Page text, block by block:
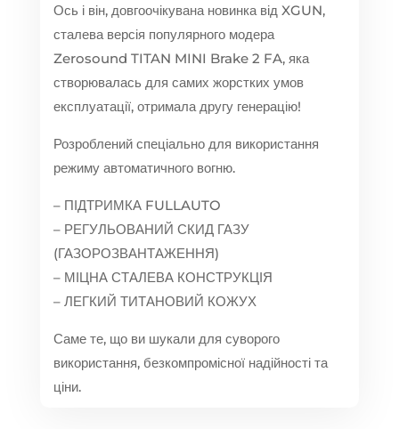
Ось і він, довгоочікувана новинка від XGUN,
сталева версія популярного модера
Zerosound TITAN MINI Brake 2 FA, яка
створювалась для самих жорстких умов
експлуатації, отримала другу генерацію!
Розроблений спеціально для використання
режиму автоматичного вогню.
– ПІДТРИМКА FULLAUTO
– РЕГУЛЬОВАНИЙ СКИД ГАЗУ
(ГАЗОРОЗВАНТАЖЕННЯ)
– МІЦНА СТАЛЕВА КОНСТРУКЦІЯ
– ЛЕГКИЙ ТИТАНОВИЙ КОЖУХ
Саме те, що ви шукали для суворого
використання, безкомпромісної надійності та
ціни.